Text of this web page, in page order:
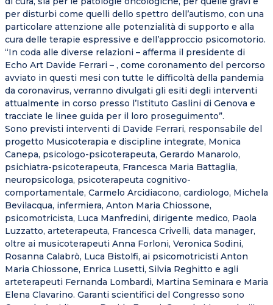
per disturbi come quelli dello spettro dell’autismo, con una
particolare attenzione alle potenzialità di supporto e alla
cura delle terapie espressive e dell’approccio psicomotorio.
“In coda alle diverse relazioni – afferma il presidente di
Echo Art Davide Ferrari – , come coronamento del percorso
avviato in questi mesi con tutte le difficoltà della pandemia
da coronavirus, verranno divulgati gli esiti degli interventi
attualmente in corso presso l’Istituto Gaslini di Genova e
tracciate le linee guida per il loro proseguimento”.
Sono previsti interventi di Davide Ferrari, responsabile del
progetto Musicoterapia e discipline integrate, Monica
Canepa, psicologo-psicoterapeuta, Gerardo Manarolo,
psichiatra-psicoterapeuta, Francesca Maria Battaglia,
neuropsicologa, psicoterapeuta cognitivo-
comportamentale, Carmelo Arcidiacono, cardiologo, Michela
Bevilacqua, infermiera, Anton Maria Chiossone,
psicomotricista, Luca Manfredini, dirigente medico, Paola
Luzzatto, arteterapeuta, Francesca Crivelli, data manager,
oltre ai musicoterapeuti Anna Forloni, Veronica Sodini,
Rosanna Calabrò, Luca Bistolfi, ai psicomotricisti Anton
Maria Chiossone, Enrica Lusetti, Silvia Reghitto e agli
arteterapeuti Fernanda Lombardi, Martina Seminara e Maria
Elena Clavarino. Garanti scientifici del Congresso sono